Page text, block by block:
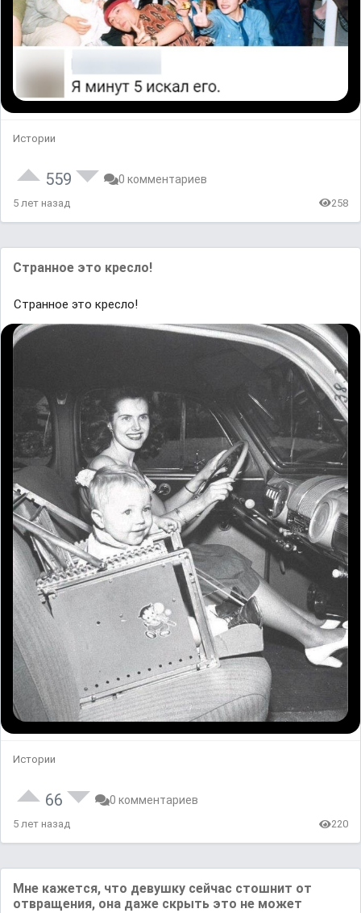
Истории
559 0 комментариев
5 лет назад 258
Странное это кресло!
Странное это кресло!
Истории
66 0 комментариев
5 лет назад 220
Мне кажется, что девушку сейчас стошнит от
отвращения, она даже скрыть это не может